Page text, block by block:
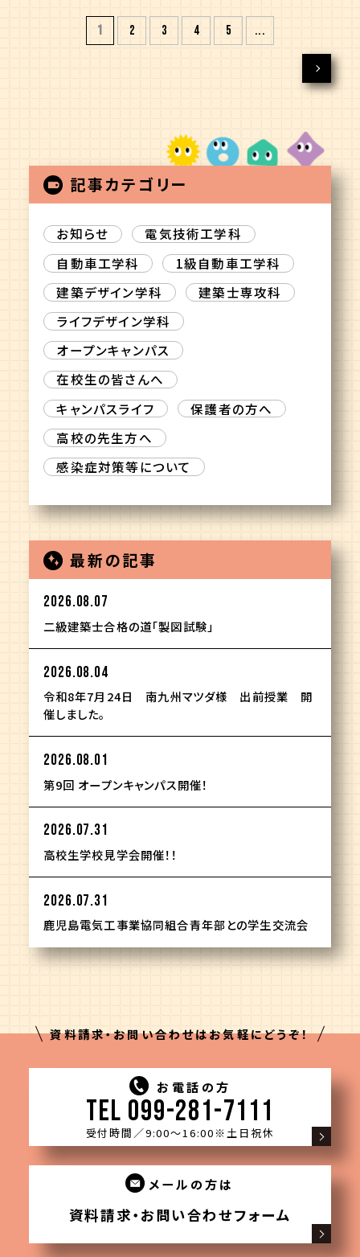
1 2 3 4 5 ...
記事カテゴリー
お知らせ
電気技術工学科
自動車工学科
1級自動車工学科
建築デザイン学科
建築士専攻科
ライフデザイン学科
オープンキャンパス
在校生の皆さんへ
キャンパスライフ
保護者の方へ
高校の先生方へ
感染症対策等について
最新の記事
2026.08.07
二級建築士合格の道「製図試験」
2026.08.04
令和8年7月24日 南九州マツダ様 出前授業 開
催しました。
2026.08.01
第9回 オープンキャンパス開催！
2026.07.31
高校生学校見学会開催！！
2026.07.31
鹿児島電気工事業協同組合青年部との学生交流会
資料請求・お問い合わせはお気軽にどうぞ！
お電話の方
TEL 099-281-7111
受付時間／9:00〜16:00 ※土日祝休
メールの方は
資料請求・お問い合わせフォーム